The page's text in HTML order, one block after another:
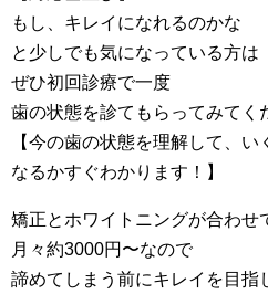
もし、キレイになれるのかな
と少しでも気になっている方は
ぜひ初回診療で一度
歯の状態を診てもらってみてく
【今の歯の状態を理解して、
なるかすぐわかります！】
矯正とホワイトニングが合わせ
月々約3000円〜なので
諦めてしまう前にキレイを目指